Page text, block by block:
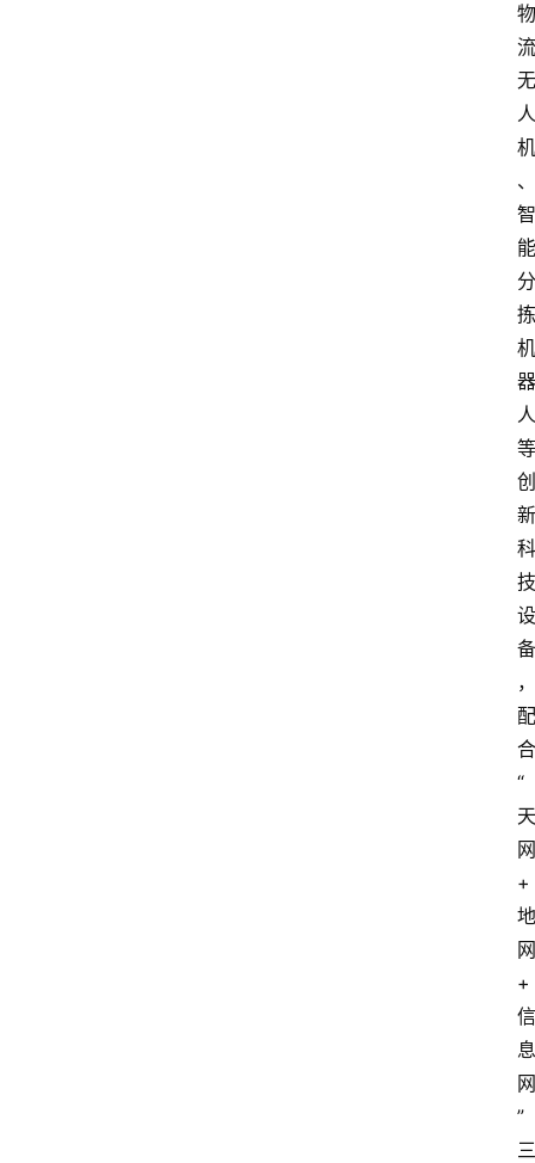
物
流
无
人
机
、
智
能
分
拣
机
器
人
等
创
新
科
技
设
备
，
配
合
“
天
网
+
地
网
+
信
息
网
”
三